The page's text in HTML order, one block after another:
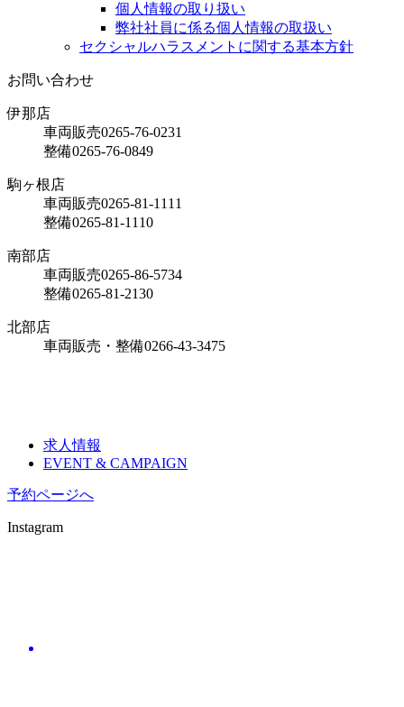
個人情報の取り扱い
弊社社員に係る個人情報の取扱い
セクシャルハラスメントに関する基本方針
お問い合わせ
伊那店
車両販売0265-76-0231
整備0265-76-0849
駒ヶ根店
車両販売0265-81-1111
整備0265-81-1110
南部店
車両販売0265-86-5734
整備0265-81-2130
北部店
車両販売・整備0266-43-3475
求人情報
EVENT & CAMPAIGN
予約ページへ
Instagram